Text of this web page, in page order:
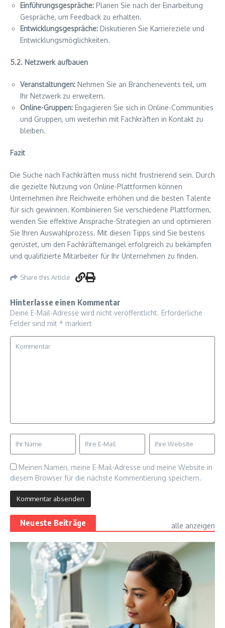
Einführungsgespräche: Planen Sie nach der Einarbeitung
Gespräche, um Feedback zu erhalten.
Entwicklungsgespräche: Diskutieren Sie Karriereziele und
Entwicklungsmöglichkeiten.
5.2. Netzwerk aufbauen
Veranstaltungen: Nehmen Sie an Branchenevents teil, um
Ihr Netzwerk zu erweitern.
Online-Gruppen: Engagieren Sie sich in Online-Communities
und Gruppen, um weiterhin mit Fachkräften in Kontakt zu
bleiben.
Fazit
Die Suche nach Fachkräften muss nicht frustrierend sein. Durch
die gezielte Nutzung von Online-Plattformen können
Unternehmen ihre Reichweite erhöhen und die besten Talente
für sich gewinnen. Kombinieren Sie verschiedene Plattformen,
wenden Sie effektive Ansprache-Strategien an und optimieren
Sie Ihren Auswahlprozess. Mit diesen Tipps sind Sie bestens
gerüstet, um den Fachkräftemangel erfolgreich zu bekämpfen
und qualifizierte Mitarbeiter für Ihr Unternehmen zu finden.
Share this Article
Hinterlasse einen Kommentar
Deine E-Mail-Adresse wird nicht veröffentlicht. Erforderliche
Felder sind mit * markiert
Meinen Namen, meine E-Mail-Adresse und meine Website in
diesem Browser für die nächste Kommentierung speichern.
Neueste Beiträge alle anzeigen